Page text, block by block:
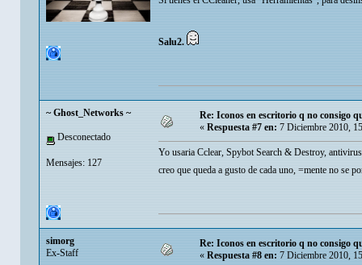
Salu2.
~ Ghost_Networks ~
Desconectado
Mensajes: 127
Re: Iconos en escritorio q no consigo
« Respuesta #7 en: 7 Diciembre 2010,
Yo usaria Cclear, Spybot Search & Destroy,
creo que queda a gusto de cada uno, =mente no se
simorg
Ex-Staff
Re: Iconos en escritorio q no consigo
«Respuesta #8 en:7 Diciembre 2010,